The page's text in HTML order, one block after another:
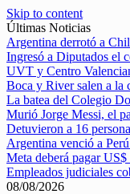
Skip to content
Últimas Noticias
Argentina derrotó a
Ingresó a Diputados el
UVT y Centro
Boca y River salen a la
La batea del Colegio
Murió Jorge Messi, el
Detuvieron a 16
Argentina venció a
Meta deberá pagar
Empleados judiciales
08/08/2026